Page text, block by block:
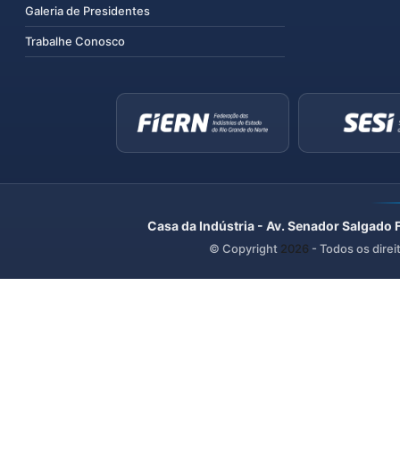
Galeria de Presidentes
Trabalhe Conosco
Casa da Indústria - Av. Senador
© Copyright 2026 - Todos os